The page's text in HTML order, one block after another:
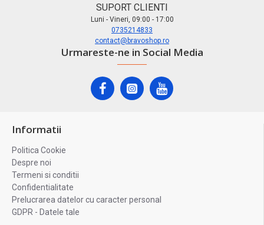
SUPORT CLIENTI
Luni - Vineri, 09:00 - 17:00
0735214833
contact@bravoshop.ro
Urmareste-ne in Social Media
Informatii
Politica Cookie
Despre noi
Termeni si conditii
Confidentialitate
Prelucrarea datelor cu caracter personal
GDPR - Datele tale